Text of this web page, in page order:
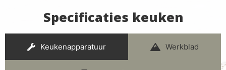
Specificaties keuken
Keukenapparatuur Werkblad